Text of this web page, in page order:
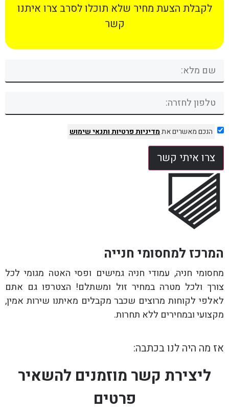
לקבלת הצעת מחיר שלא תוכלו לסרב צרו איתנו
קשר
הנכם מאשרים אתמדיניות פרטיותותנאי שימוש
צרו איתי קשר
המרכז למחסומי חנייה
מחסומי חניה, עמודי חניה גמישים ופסי האטה מגומי לכל
צורך ולכל מטרה במחיר זול ומשתלם! הצטרפו גם אתם
לאלפי לקוחות מרוצים שכבר מקבלים מאיתנו שירות אמין,
מקצועי ובמחירים ללא תחרות.
אז מה היה לנו בכתבה:
ליצירת קשר מוזמנים להשאיר
פרטים